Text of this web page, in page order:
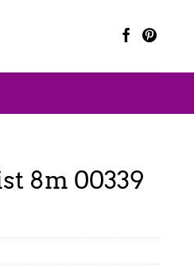
8m 00339